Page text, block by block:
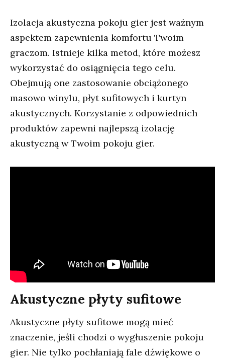
Izolacja akustyczna pokoju gier jest ważnym
aspektem zapewnienia komfortu Twoim
graczom. Istnieje kilka metod, które możesz
wykorzystać do osiągnięcia tego celu.
Obejmują one zastosowanie obciążonego
masowo winylu, płyt sufitowych i kurtyn
akustycznych. Korzystanie z odpowiednich
produktów zapewni najlepszą izolację
akustyczną w Twoim pokoju gier.
Akustyczne płyty sufitowe
Akustyczne płyty sufitowe mogą mieć
znaczenie, jeśli chodzi o wygłuszenie pokoju
gier. Nie tylko pochłaniają fale dźwiękowe o